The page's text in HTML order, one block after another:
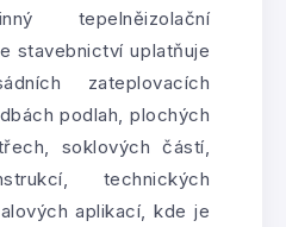
tepelněizolační
stavebnictví uplatňuje
zateplovacích
podlah, plochých
soklových částí,
technických
aplikací, kde je